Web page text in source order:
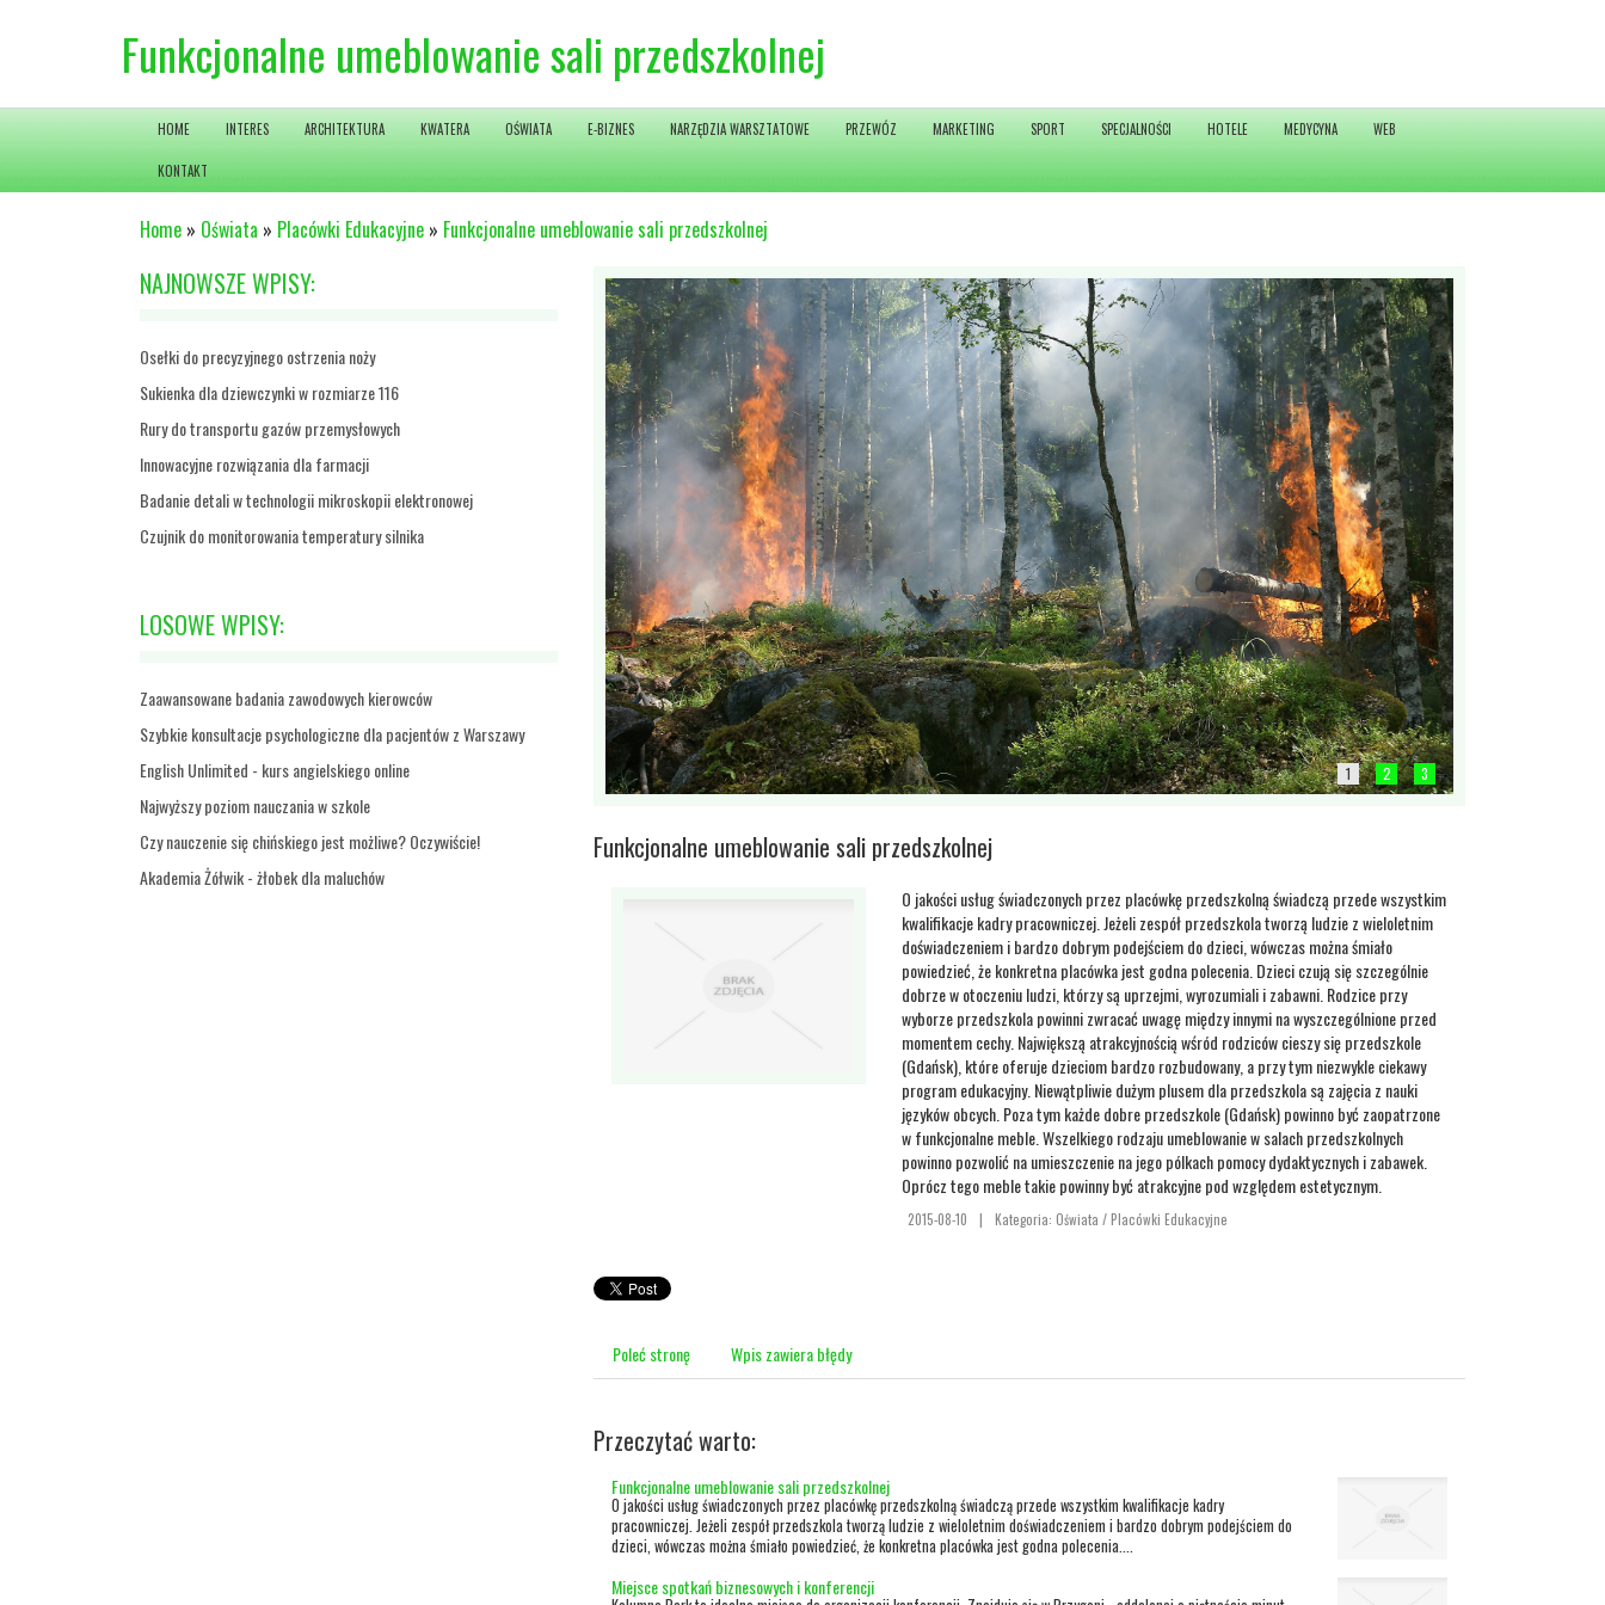
Funkcjonalne umeblowanie sali przedszkolnej
HOME INTERES ARCHITEKTURA KWATERA OŚWIATA E-BIZNES NARZĘDZIA WARSZTATOWE PRZEWÓZ MARKETING SPORT SPECJALNOŚCI HOTELE MEDYCYNA WEB
KONTAKT
Home » Oświata » Placówki Edukacyjne » Funkcjonalne umeblowanie sali przedszkolnej
NAJNOWSZE WPISY:
Osełki do precyzyjnego ostrzenia noży
Sukienka dla dziewczynki w rozmiarze 116
Rury do transportu gazów przemysłowych
Innowacyjne rozwiązania dla farmacji
Badanie detali w technologii mikroskopii elektronowej
Czujnik do monitorowania temperatury silnika
LOSOWE WPISY:
Zaawansowane badania zawodowych kierowców
Szybkie konsultacje psychologiczne dla pacjentów z Warszawy
English Unlimited - kurs angielskiego online
Najwyższy poziom nauczania w szkole
Czy nauczenie się chińskiego jest możliwe? Oczywiście!
Akademia Żółwik - żłobek dla maluchów
1 2 3
Funkcjonalne umeblowanie sali przedszkolnej
O jakości usług świadczonych przez placówkę przedszkolną świadczą przede wszystkim
kwalifikacje kadry pracowniczej. Jeżeli zespół przedszkola tworzą ludzie z wieloletnim
doświadczeniem i bardzo dobrym podejściem do dzieci, wówczas można śmiało
powiedzieć, że konkretna placówka jest godna polecenia. Dzieci czują się szczególnie
dobrze w otoczeniu ludzi, którzy są uprzejmi, wyrozumiali i zabawni. Rodzice przy
wyborze przedszkola powinni zwracać uwagę między innymi na wyszczególnione przed
momentem cechy. Największą atrakcyjnością wśród rodziców cieszy się przedszkole
(Gdańsk), które oferuje dzieciom bardzo rozbudowany, a przy tym niezwykle ciekawy
program edukacyjny. Niewątpliwie dużym plusem dla przedszkola są zajęcia z nauki
języków obcych. Poza tym każde dobre przedszkole (Gdańsk) powinno być zaopatrzone
w funkcjonalne meble. Wszelkiego rodzaju umeblowanie w salach przedszkolnych
powinno pozwolić na umieszczenie na jego pólkach pomocy dydaktycznych i zabawek.
Oprócz tego meble takie powinny być atrakcyjne pod względem estetycznym.
2015-08-10 | Kategoria: Oświata / Placówki Edukacyjne
Poleć stronę Wpis zawiera błędy
Przeczytać warto:
Funkcjonalne umeblowanie sali przedszkolnej
O jakości usług świadczonych przez placówkę przedszkolną świadczą przede wszystkim kwalifikacje kadry
pracowniczej. Jeżeli zespół przedszkola tworzą ludzie z wieloletnim doświadczeniem i bardzo dobrym podejściem do
dzieci, wówczas można śmiało powiedzieć, że konkretna placówka jest godna polecenia....
Miejsce spotkań biznesowych i konferencji